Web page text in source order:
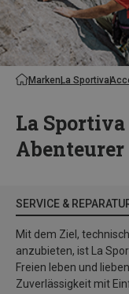
MarkenLa Sportiva
La
Abenteurer
SERVICE &
Mit dem Ziel,
anzubieten, ist La
Freien leben und
Zuverlässigkeit mit